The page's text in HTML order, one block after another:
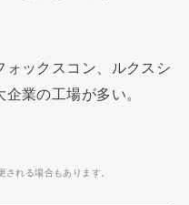
ォックスコン、ルクスシ
業の工場が多い。
れる場合もあります。